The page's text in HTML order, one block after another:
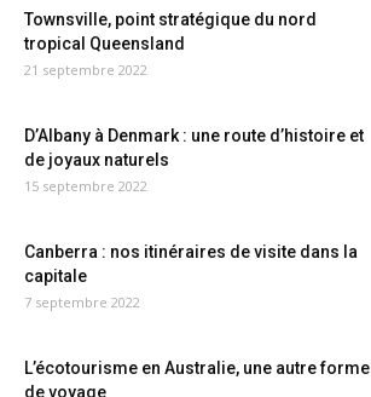
Townsville, point stratégique du nord
tropical Queensland
21 septembre 2022
D’Albany à Denmark : une route d’histoire et
de joyaux naturels
15 septembre 2022
Canberra : nos itinéraires de visite dans la
capitale
7 septembre 2022
L’écotourisme en Australie, une autre forme
de voyage